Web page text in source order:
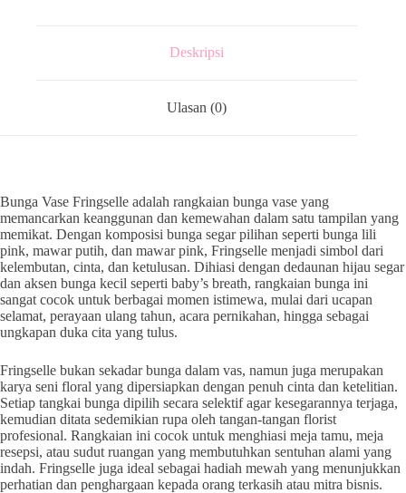
Deskripsi
Ulasan (0)
Bunga Vase Fringselle adalah rangkaian bunga vase yang
memancarkan keanggunan dan kemewahan dalam satu tampilan yang
memikat. Dengan komposisi bunga segar pilihan seperti bunga lili
pink, mawar putih, dan mawar pink, Fringselle menjadi simbol dari
kelembutan, cinta, dan ketulusan. Dihiasi dengan dedaunan hijau segar
dan aksen bunga kecil seperti baby’s breath, rangkaian bunga ini
sangat cocok untuk berbagai momen istimewa, mulai dari ucapan
selamat, perayaan ulang tahun, acara pernikahan, hingga sebagai
ungkapan duka cita yang tulus.
Fringselle bukan sekadar bunga dalam vas, namun juga merupakan
karya seni floral yang dipersiapkan dengan penuh cinta dan ketelitian.
Setiap tangkai bunga dipilih secara selektif agar kesegarannya terjaga,
kemudian ditata sedemikian rupa oleh tangan-tangan florist
profesional. Rangkaian ini cocok untuk menghiasi meja tamu, meja
resepsi, atau sudut ruangan yang membutuhkan sentuhan alami yang
indah. Fringselle juga ideal sebagai hadiah mewah yang menunjukkan
perhatian dan penghargaan kepada orang terkasih atau mitra bisnis.